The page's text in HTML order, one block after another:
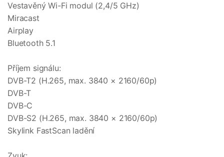
Vestavěný Wi-Fi modul (2,4/5 GHz)
Miracast
Airplay
Bluetooth 5.1
Příjem signálu:
DVB-T2 (H.265, max. 3840 × 2160/60p)
DVB-T
DVB-C
DVB-S2 (H.265, max. 3840 × 2160/60p)
Skylink FastScan ladění